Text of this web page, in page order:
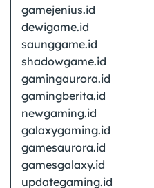
gamejenius.id
dewigame.id
saunggame.id
shadowgame.id
gamingaurora.id
gamingberita.id
newgaming.id
galaxygaming.id
gamesaurora.id
gamesgalaxy.id
updategaming.id